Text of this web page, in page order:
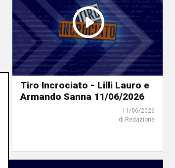
Tiro Incrociato - Lilli Lauro e
Armando Sanna 11/06/2026
11/06/2026
di Redazione